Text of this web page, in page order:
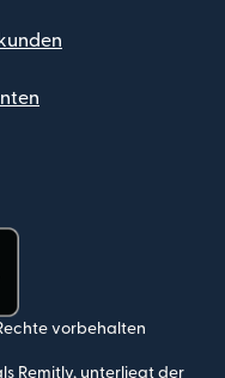
vorbehalten
Remitly, unterliegt der